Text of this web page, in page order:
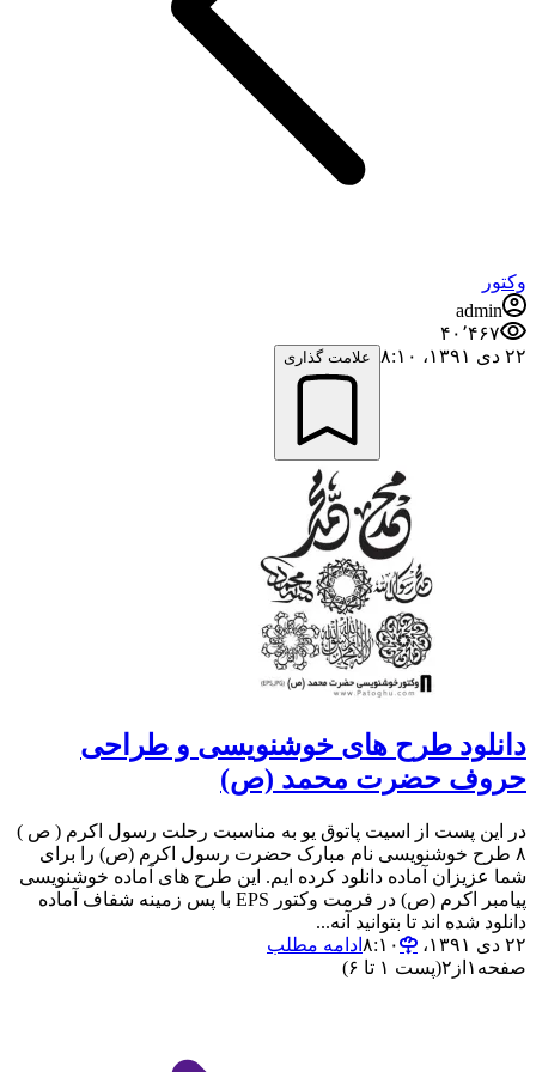
وکتور
admin
۴۰٬۴۶۷
۲۲ دی ۱۳۹۱،‏ ۸:۱۰
علامت گذاری
دانلود طرح های خوشنویسی و طراحی
حروف حضرت محمد (ص)
در این پست از اسیت پاتوق یو به مناسبت رحلت رسول اکرم ( ص )
۸ طرح خوشنویسی نام مبارک حضرت رسول اکرم (ص) را برای
شما عزیزان آماده دانلود کرده ایم. این طرح های آماده خوشنویسی
پیامبر اکرم (ص) در فرمت وکتور EPS با پس زمینه شفاف آماده
دانلود شده اند تا بتوانید آنه...
۲۲ دی ۱۳۹۱،‏ ۸:۱۰
ادامه مطلب
صفحه ۱ از ۲(پست ۱ تا ۶)